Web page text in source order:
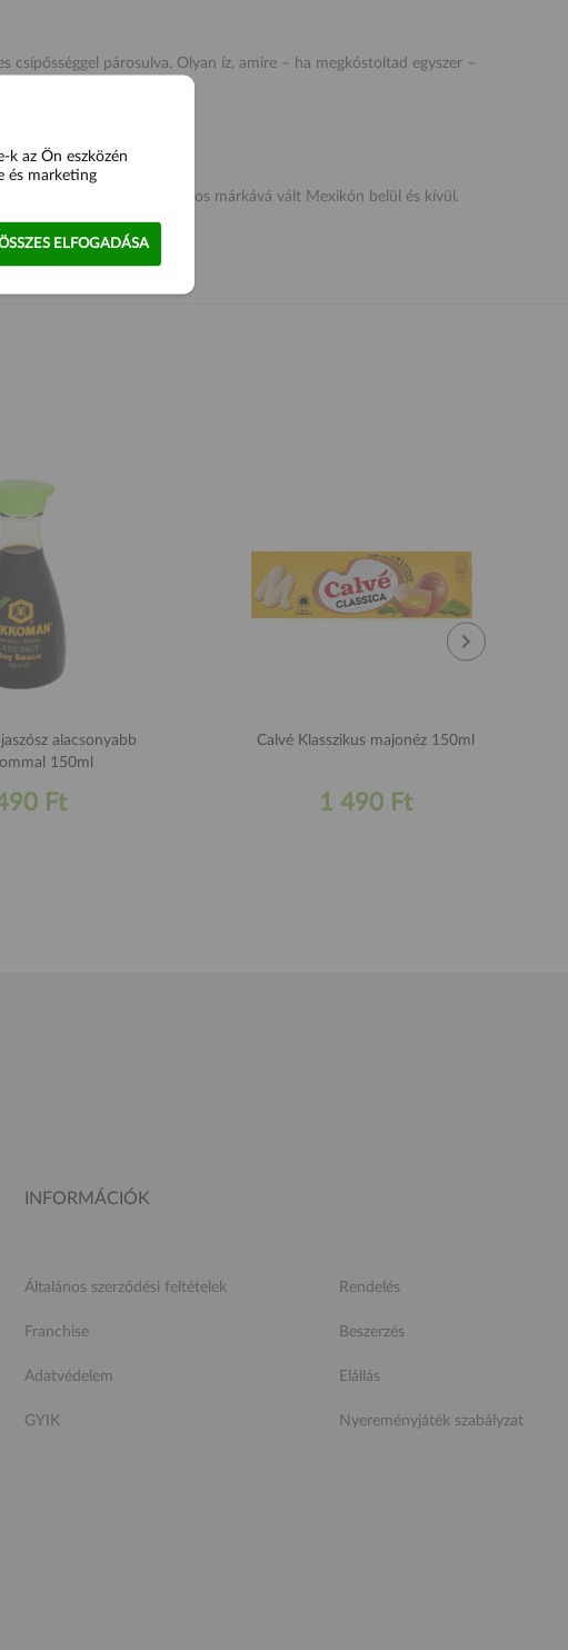
csípősséggel párosulva. Olyan íz, amire – ha megkóstoltad egyszer –
1923-ban. A cég fontos márkává vált Mexikón belül és kívül.
alacsonyabb
150ml
Ft
Calvé Klasszikus majonéz 150ml
1 490 Ft
INFORMÁCIÓK
Általános szerződési feltételek
Franchise
Adatvédelem
GYIK
Rendelés
Beszerzés
Elállás
Nyereményjáték szabályzat
k az Ön eszközén
és marketing
ELFOGADÁSA